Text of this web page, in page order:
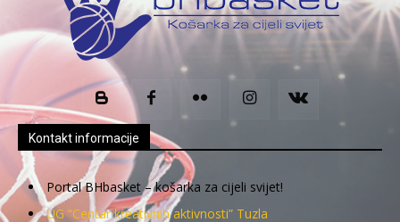
Kontakt informacije
Portal BHbasket – košarka za cijeli svijet!
UG “Centar kreativnih aktivnosti” Tuzla